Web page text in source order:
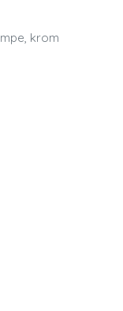
krom